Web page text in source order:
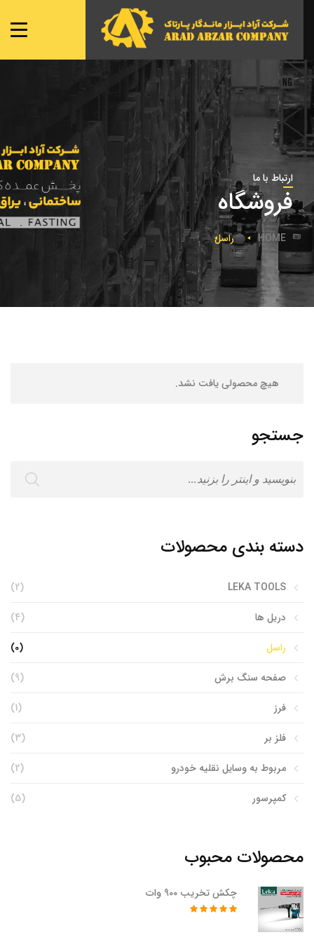
صفحه ی اصلی
شعبه ها
نمایندگی ها
محصولات
تماس با ما ارتباط با ما
فروشگاه
HOME راسل
هیچ محصولی یافت نشد.
جستجو
دسته بندی محصولات
LEKA TOOLS
(2)
دریل ها
(4)
راسل
(0)
صفحه سنگ برش
(9)
فرز
(1)
فلز بر
(3)
مربوط به وسایل نقلیه خودرو
(2)
کمپرسور
(5)
محصولات محبوب
چکش تخریب 900 وات